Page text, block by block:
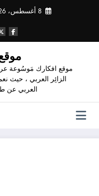
8 أغسطس، 2026
موقع افكارك مَوسُوعة
الزائِر العربي ، حيث
العربي عن